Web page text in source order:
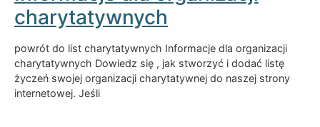
charytatywnych
powrót do list charytatywnych Informacje dla organizacji
charytatywnych Dowiedz się , jak stworzyć i dodać listę
życzeń swojej organizacji charytatywnej do naszej strony
internetowej. Jeśli